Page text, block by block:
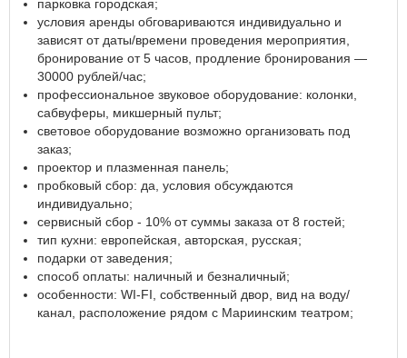
парковка городская;
условия аренды обговариваются индивидуально и
зависят от даты/времени проведения мероприятия,
бронирование от 5 часов, продление бронирования —
30000 рублей/час;
профессиональное звуковое оборудование: колонки,
сабвуферы, микшерный пульт;
световое оборудование возможно организовать под
заказ;
проектор и плазменная панель;
пробковый сбор: да, условия обсуждаются
индивидуально;
сервисный сбор - 10% от суммы заказа от 8 гостей;
тип кухни: европейская, авторская, русская;
подарки от заведения;
способ оплаты: наличный и безналичный;
особенности: WI-FI, собственный двор, вид на воду/
канал, расположение рядом с Мариинским театром;